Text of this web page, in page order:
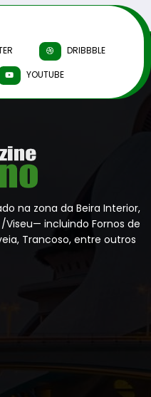
DRIBBBLE
YOUTUBE
na zona da Beira Interior,
incluindo Fornos de
Trancoso, entre outros